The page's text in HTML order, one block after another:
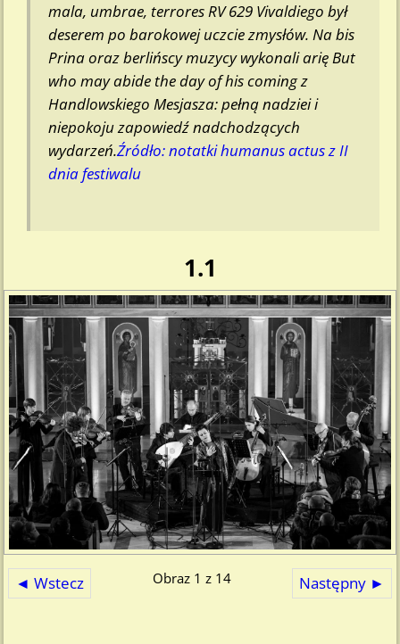
mala, umbrae, terrores RV 629 Vivaldiego był
deserem po barokowej uczcie zmysłów. Na bis
Prina oraz berlińscy muzycy wykonali arię But
who may abide the day of his coming z
Handlowskiego Mesjasza: pełną nadziei i
niepokoju zapowiedź nadchodzących
wydarzeń.Źródło: notatki humanus actus z II
dnia festiwalu
1.1
◄ Wstecz Następny ►
Obraz 1 z 14